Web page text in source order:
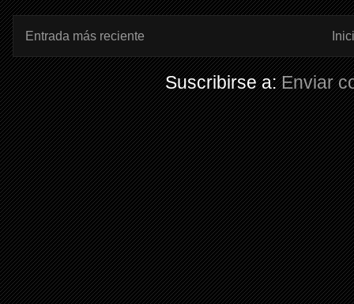
Entrada más reciente
Suscribirse a:Enviar